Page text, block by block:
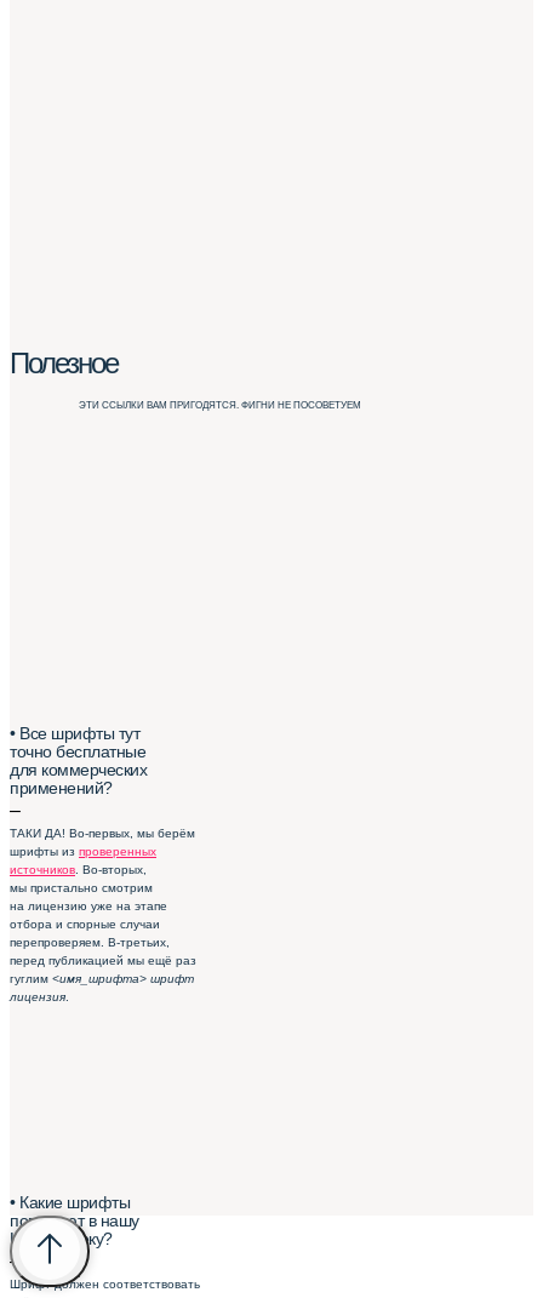
• Все шрифты тут
точно бесплатные
для коммерческих
применений?
–
ТАКИ ДА! Во-первых, мы берём
шрифты из проверенных
источников . Во-вторых,
мы пристально смотрим
на лицензию уже на этапе
отбора и спорные случаи
перепроверяем. В-третьих,
перед публикацией мы ещё раз
гуглим <имя_шрифта> шрифт
лицензия
• Какие шрифты
попадают в нашу
Шрифтотеку?
–
Шрифт должен соответствовать
Полезное
ЭТИ ССЫЛКИ ВАМ ПРИГОДЯТСЯ. ФИГНИ НЕ ПОСОВЕТУЕМ